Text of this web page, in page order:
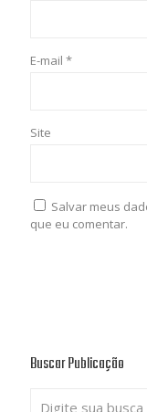
E-mail *
Site
Salvar meus
que eu comentar.
Buscar Publicação